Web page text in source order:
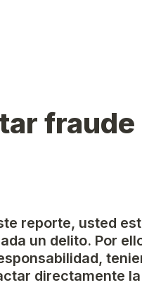
fraude
reporte, usted
un delito. Por
directamente